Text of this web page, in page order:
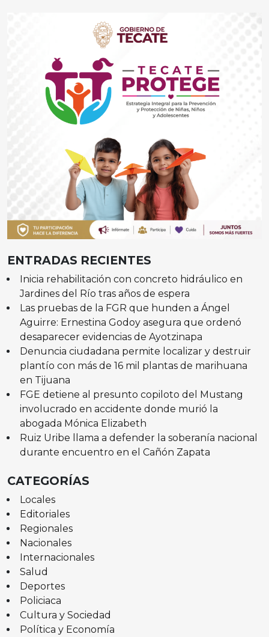
ENTRADAS RECIENTES
Inicia rehabilitación con concreto hidráulico en
Jardines del Río tras años de espera
Las pruebas de la FGR que hunden a Ángel
Aguirre: Ernestina Godoy asegura que ordenó
desaparecer evidencias de Ayotzinapa
Denuncia ciudadana permite localizar y destruir
plantío con más de 16 mil plantas de marihuana
en Tijuana
FGE detiene al presunto copiloto del Mustang
involucrado en accidente donde murió la
abogada Mónica Elizabeth
Ruiz Uribe llama a defender la soberanía nacional
durante encuentro en el Cañón Zapata
CATEGORÍAS
Locales
Editoriales
Regionales
Nacionales
Internacionales
Salud
Deportes
Policiaca
Cultura y Sociedad
Política y Economía